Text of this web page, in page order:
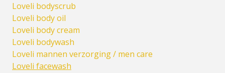
Loveli bodyscrub
Loveli body oil
Loveli body cream
Loveli bodywash
Loveli mannen verzorging / men care
Loveli facewash